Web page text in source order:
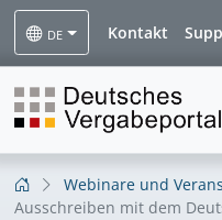
DE Kontakt
Webinare und
Ausschreiben mit dem